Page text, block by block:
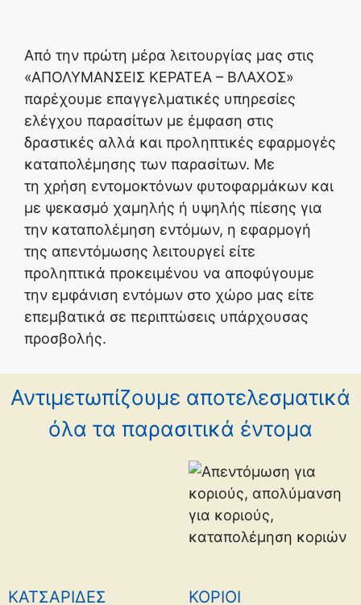
Από την πρώτη μέρα λειτουργίας μας στις
«ΑΠΟΛΥΜΑΝΣΕΙΣ ΚΕΡΑΤΕΑ – ΒΛΑΧΟΣ»
παρέχουμε επαγγελματικές υπηρεσίες
ελέγχου παρασίτων με έμφαση στις
δραστικές αλλά και προληπτικές εφαρμογές
καταπολέμησης των παρασίτων. Με
τη χρήση εντομοκτόνων φυτοφαρμάκων και
με ψεκασμό χαμηλής ή υψηλής πίεσης για
την καταπολέμηση εντόμων, η εφαρμογή
της απεντόμωσης λειτουργεί είτε
προληπτικά προκειμένου να αποφύγουμε
την εμφάνιση εντόμων στο χώρο μας είτε
επεμβατικά σε περιπτώσεις υπάρχουσας
προσβολής.
Αντιμετωπίζουμε αποτελεσματικά
όλα τα παρασιτικά έντομα
ΚΑΤΣΑΡΙΔΕΣ ΚΟΡΙΟΙ